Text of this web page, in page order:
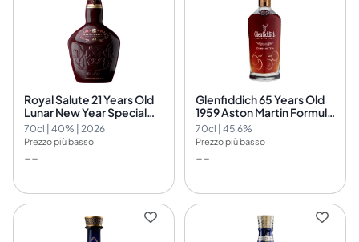
Royal Salute 21 Years Old
Lunar New Year Special
Edition
70cl | 40% | 2026
Prezzo più basso
--
Glenfiddich 65 Years Old
1959 Aston Martin Formula
One Team
70cl | 45.6%
Prezzo più basso
--